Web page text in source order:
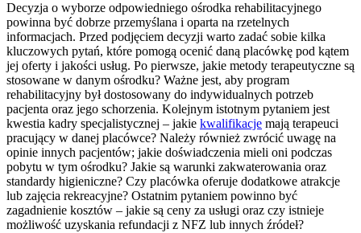
Decyzja o wyborze odpowiedniego ośrodka rehabilitacyjnego
powinna być dobrze przemyślana i oparta na rzetelnych
informacjach. Przed podjęciem decyzji warto zadać sobie kilka
kluczowych pytań, które pomogą ocenić daną placówkę pod kątem
jej oferty i jakości usług. Po pierwsze, jakie metody terapeutyczne są
stosowane w danym ośrodku? Ważne jest, aby program
rehabilitacyjny był dostosowany do indywidualnych potrzeb
pacjenta oraz jego schorzenia. Kolejnym istotnym pytaniem jest
kwestia kadry specjalistycznej – jakie kwalifikacje mają terapeuci
pracujący w danej placówce? Należy również zwrócić uwagę na
opinie innych pacjentów; jakie doświadczenia mieli oni podczas
pobytu w tym ośrodku? Jakie są warunki zakwaterowania oraz
standardy higieniczne? Czy placówka oferuje dodatkowe atrakcje
lub zajęcia rekreacyjne? Ostatnim pytaniem powinno być
zagadnienie kosztów – jakie są ceny za usługi oraz czy istnieje
możliwość uzyskania refundacji z NFZ lub innych źródeł?